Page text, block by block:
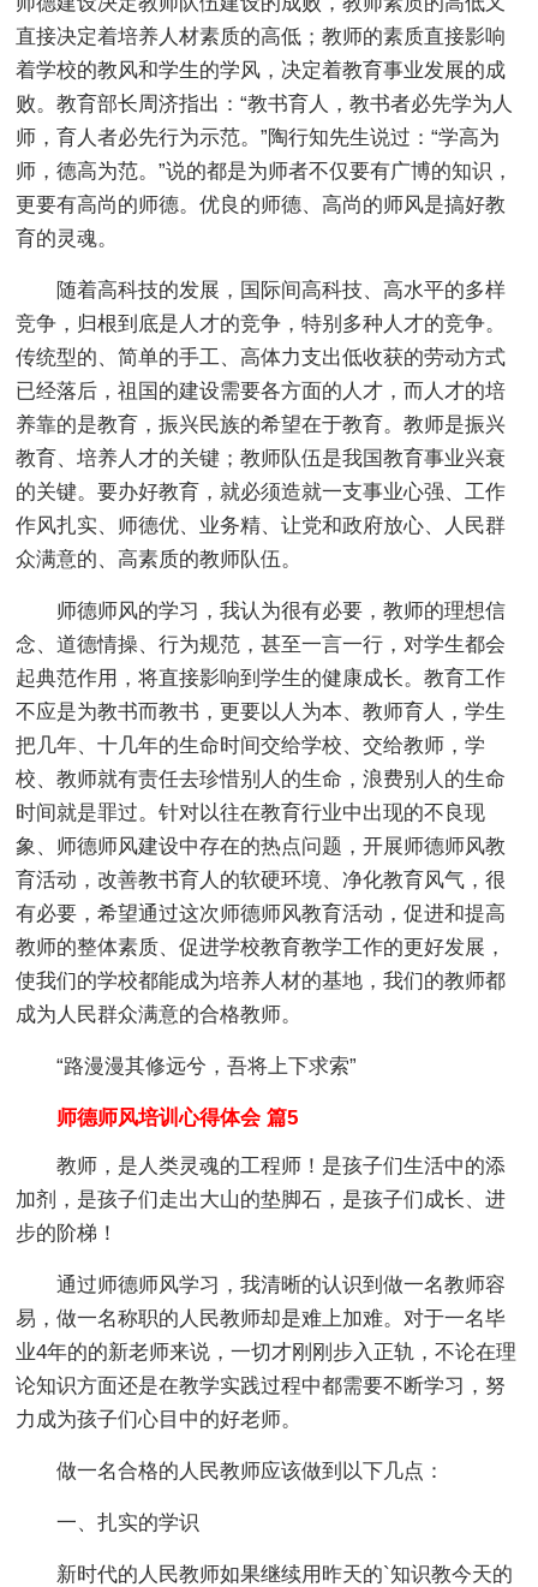
直接决定着培养人材素质的高低；教师的素质直接影响
着学校的教风和学生的学风，决定着教育事业发展的成
败。教育部长周济指出：“教书育人，教书者必先学为人
师，育人者必先行为示范。”陶行知先生说过：“学高为
师，德高为范。”说的都是为师者不仅要有广博的知识，
更要有高尚的师德。优良的师德、高尚的师风是搞好教
育的灵魂。
随着高科技的发展，国际间高科技、高水平的多样
竞争，归根到底是人才的竞争，特别多种人才的竞争。
传统型的、简单的手工、高体力支出低收获的劳动方式
已经落后，祖国的建设需要各方面的人才，而人才的培
养靠的是教育，振兴民族的希望在于教育。教师是振兴
教育、培养人才的关键；教师队伍是我国教育事业兴衰
的关键。要办好教育，就必须造就一支事业心强、工作
作风扎实、师德优、业务精、让党和政府放心、人民群
众满意的、高素质的教师队伍。
师德师风的学习，我认为很有必要，教师的理想信
念、道德情操、行为规范，甚至一言一行，对学生都会
起典范作用，将直接影响到学生的健康成长。教育工作
不应是为教书而教书，更要以人为本、教师育人，学生
把几年、十几年的生命时间交给学校、交给教师，学
校、教师就有责任去珍惜别人的生命，浪费别人的生命
时间就是罪过。针对以往在教育行业中出现的不良现
象、师德师风建设中存在的热点问题，开展师德师风教
育活动，改善教书育人的软硬环境、净化教育风气，很
有必要，希望通过这次师德师风教育活动，促进和提高
教师的整体素质、促进学校教育教学工作的更好发展，
使我们的学校都能成为培养人材的基地，我们的教师都
成为人民群众满意的合格教师。
“路漫漫其修远兮，吾将上下求索”
师德师风培训心得体会 篇5
教师，是人类灵魂的工程师！是孩子们生活中的添
加剂，是孩子们走出大山的垫脚石，是孩子们成长、进
步的阶梯！
通过师德师风学习，我清晰的认识到做一名教师容
易，做一名称职的人民教师却是难上加难。对于一名毕
业4年的的新老师来说，一切才刚刚步入正轨，不论在理
论知识方面还是在教学实践过程中都需要不断学习，努
力成为孩子们心目中的好老师。
做一名合格的人民教师应该做到以下几点：
一、扎实的学识
新时代的人民教师如果继续用昨天的`知识教今天的